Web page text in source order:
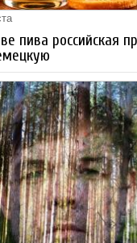
пива российская